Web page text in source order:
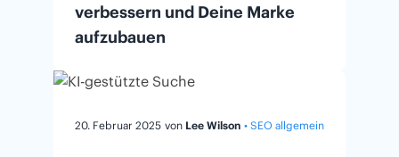
verbessern und Deine Marke
aufzubauen
20. Februar 2025 von Lee Wilson • SEO allgemein